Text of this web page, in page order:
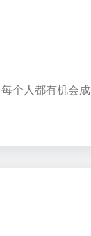
个人都有机会成